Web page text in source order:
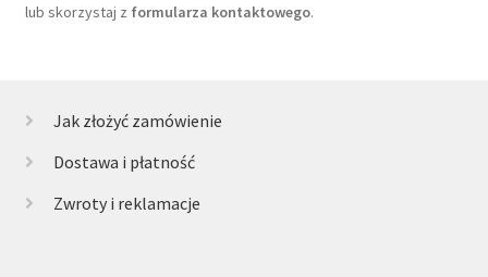
lub skorzystaj z formularza kontaktowego.
Jak złożyć zamówienie
Dostawa i płatność
Zwroty i reklamacje